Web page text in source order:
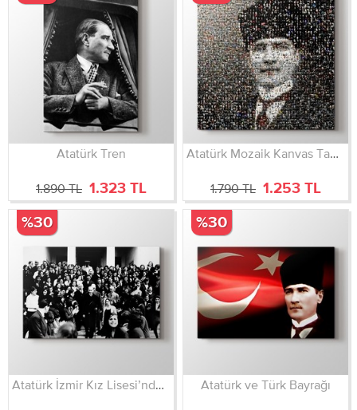
Atatürk Tren
1.890 TL 1.323 TL
Atatürk Mozaik Kanvas Tablo
1.790 TL 1.253 TL
Atatürk İzmir Kız Lisesi’nden ayrılırken 1 Şubat 1931
%30
Atatürk ve Türk Bayrağı
%30